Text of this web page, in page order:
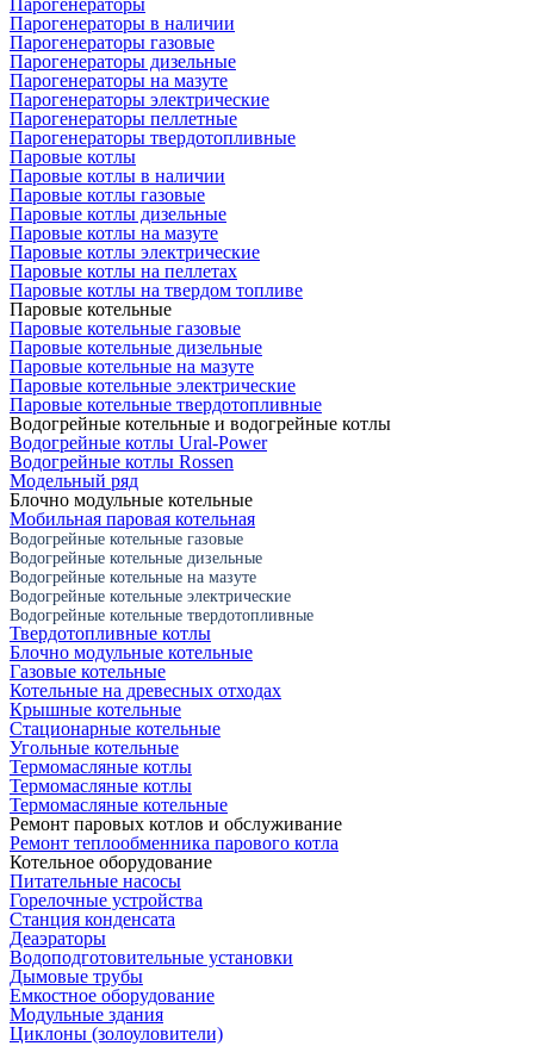
Парогенераторы
Парогенераторы в наличии
Парогенераторы газовые
Парогенераторы дизельные
Парогенераторы на мазуте
Парогенераторы электрические
Парогенераторы пеллетные
Парогенераторы твердотопливные
Паровые котлы
Паровые котлы в наличии
Паровые котлы газовые
Паровые котлы дизельные
Паровые котлы на мазуте
Паровые котлы электрические
Паровые котлы на пеллетах
Паровые котлы на твердом топливе
Паровые котельные
Паровые котельные газовые
Паровые котельные дизельные
Паровые котельные на мазуте
Паровые котельные электрические
Паровые котельные твердотопливные
Водогрейные котельные и водогрейные котлы
Водогрейные котлы Ural-Power
Водогрейные котлы Rossen
Модельный ряд
Блочно модульные котельные
Мобильная паровая котельная
Водогрейные котельные газовые
Водогрейные котельные дизельные
Водогрейные котельные на мазуте
Водогрейные котельные электрические
Водогрейные котельные твердотопливные
Твердотопливные котлы
Блочно модульные котельные
Газовые котельные
Котельные на древесных отходах
Крышные котельные
Стационарные котельные
Угольные котельные
Термомасляные котлы
Термомасляные котлы
Термомасляные котельные
Ремонт паровых котлов и обслуживание
Ремонт теплообменника парового котла
Котельное оборудование
Питательные насосы
Горелочные устройства
Станция конденсата
Деаэраторы
Водоподготовительные установки
Дымовые трубы
Емкостное оборудование
Mодульные здания
Циклоны (золоуловители)